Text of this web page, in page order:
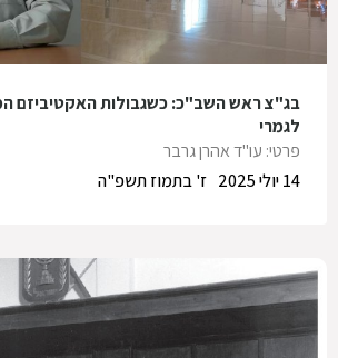
בג"צ ראש השב"כ: כשגבולות האקטיביזם
לגמרי
פרטי: עו"ד אהרן גרבר
ז' בתמוז תשפ"ה
14 יולי 2025